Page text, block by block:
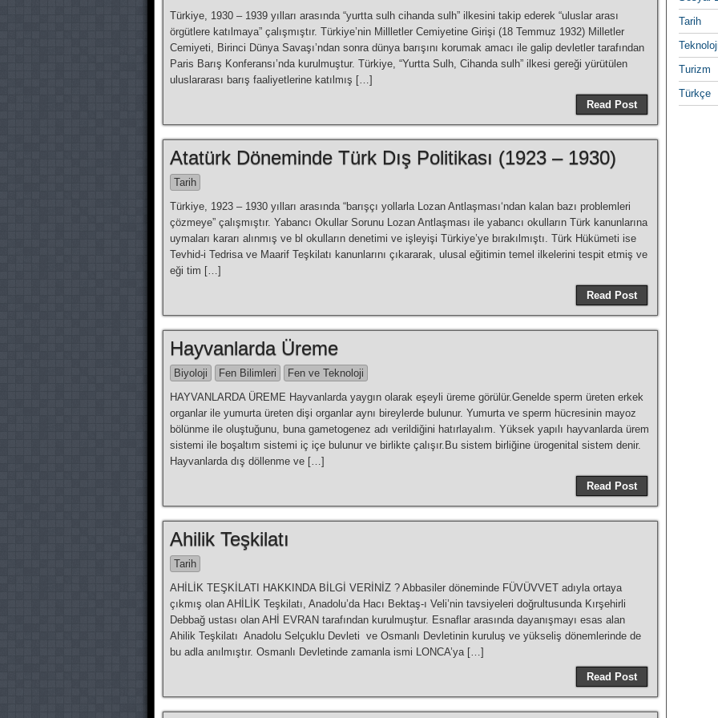
Türkiye, 1930 – 1939 yılları arasında “yurtta sulh cihanda sulh” ilkesini takip ederek “uluslar arası
örgütlere katılmaya” çalışmıştır. Türkiye’nin Millletler Cemiyetine Girişi (18 Temmuz 1932) Milletler
Cemiyeti, Birinci Dünya Savaşı’ndan sonra dünya barışını korumak amacı ile galip devletler tarafından
Paris Barış Konferansı’nda kurulmuştur. Türkiye, “Yurtta Sulh, Cihanda sulh” ilkesi gereği yürütülen
uluslararası barış faaliyetlerine katılmış […]
Read Post
Atatürk Döneminde Türk Dış Politikası (1923 – 1930)
Tarih
Türkiye, 1923 – 1930 yılları arasında “barışçı yollarla Lozan Antlaşması‘ndan kalan bazı problemleri
çözmeye” çalışmıştır. Yabancı Okullar Sorunu Lozan Antlaşması ile yabancı okulların Türk kanunlarına
uymaları kararı alınmış ve bl okulların denetimi ve işleyişi Türkiye’ye bırakılmıştı. Türk Hükümeti ise
Tevhid-i Tedrisa ve Maarif Teşkilatı kanunlarını çıkararak, ulusal eğitimin temel ilkelerini tespit etmiş ve
eği tim […]
Read Post
Hayvanlarda Üreme
Biyoloji Fen Bilimleri
Fen ve Teknoloji
HAYVANLARDA ÜREME Hayvanlarda yaygın olarak eşeyli üreme görülür.Genelde sperm üreten erkek
organlar ile yumurta üreten dişi organlar aynı bireylerde bulunur. Yumurta ve sperm hücresinin mayoz
bölünme ile oluştuğunu, buna gametogenez adı verildiğini hatırlayalım. Yüksek yapılı hayvanlarda ürem
sistemi ile boşaltım sistemi iç içe bulunur ve birlikte çalışır.Bu sistem birliğine ürogenital sistem denir.
Hayvanlarda dış döllenme ve […]
Read Post
Ahilik Teşkilatı
Tarih
AHİLİK TEŞKİLATI HAKKINDA BİLGİ VERİNİZ ? Abbasiler döneminde FÜVÜVVET adıyla ortaya
çıkmış olan AHİLİK Teşkilatı, Anadolu’da Hacı Bektaş-ı Veli’nin tavsiyeleri doğrultusunda Kırşehirli
Debbağ ustası olan AHİ EVRAN tarafından kurulmuştur. Esnaflar arasında dayanışmayı esas alan
Ahilik Teşkilatı Anadolu Selçuklu Devleti ve Osmanlı Devletinin kuruluş ve yükseliş dönemlerinde de
bu adla anılmıştır. Osmanlı Devletinde zamanla ismi LONCA’ya […]
Read Post
Tarih
Turizm
Türkçe